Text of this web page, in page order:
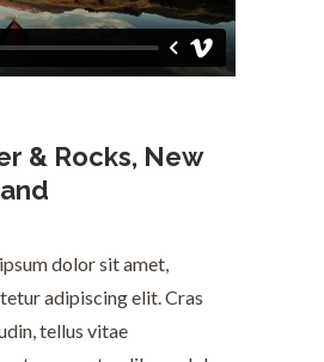
& Rocks, New
dolor sit amet,
adipiscing elit. Cras
tellus vitae